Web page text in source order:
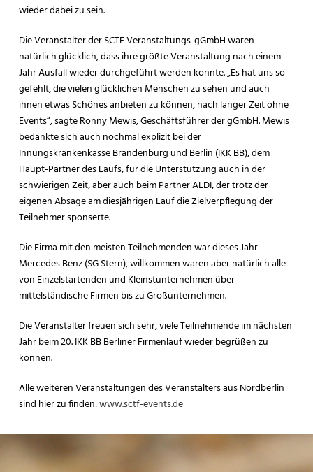
wieder dabei zu sein.
Die Veranstalter der SCTF Veranstaltungs-gGmbH waren
natürlich glücklich, dass ihre größte Veranstaltung nach einem
Jahr Ausfall wieder durchgeführt werden konnte. „Es hat uns so
gefehlt, die vielen glücklichen Menschen zu sehen und auch
ihnen etwas Schönes anbieten zu können, nach langer Zeit ohne
Events“, sagte Ronny Mewis, Geschäftsführer der gGmbH. Mewis
bedankte sich auch nochmal explizit bei der
Innungskrankenkasse Brandenburg und Berlin (IKK BB), dem
Haupt-Partner des Laufs, für die Unterstützung auch in der
schwierigen Zeit, aber auch beim Partner ALDI, der trotz der
eigenen Absage am diesjährigen Lauf die Zielverpflegung der
Teilnehmer sponserte.
Die Firma mit den meisten Teilnehmenden war dieses Jahr
Mercedes Benz (SG Stern), willkommen waren aber natürlich alle –
von Einzelstartenden und Kleinstunternehmen über
mittelständische Firmen bis zu Großunternehmen.
Die Veranstalter freuen sich sehr, viele Teilnehmende im nächsten
Jahr beim 20. IKK BB Berliner Firmenlauf wieder begrüßen zu
können.
Alle weiteren Veranstaltungen des Veranstalters aus Nordberlin
sind hier zu finden:www.sctf-events.de